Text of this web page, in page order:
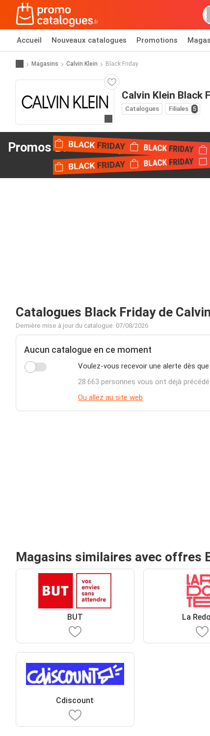
Accueil Nouveaux catalogues Promotions
Magasins Calvin Klein Black Friday
Calvin Klein Black
Catalogues Filiales 5
Promos Black Friday de Calvin Klein
Catalogues Black Friday de
Dernière mise à jour du catalogue: 07/08/2026
Aucun catalogue en ce moment
Voulez-vous recevoir une alerte dès
28.663 personnes vous ont déjà précédé
Ou allez au site web
Magasins similaires avec offres
BUT La
Cdiscount